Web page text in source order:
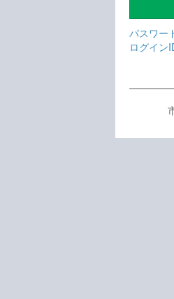
パスワー
ログイン